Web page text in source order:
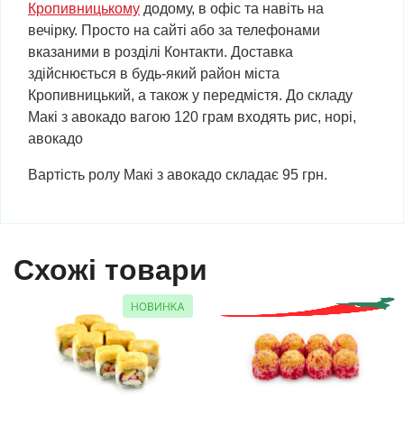
Кропивницькому додому, в офіс та навіть на
вечірку. Просто на сайті або за телефонами
вказаними в розділі Контакти. Доставка
здійснюється в будь-який район міста
Кропивницький, а також у передмістя. До складу
Макі з авокадо вагою 120 грам входять рис, норі,
авокадо
Вартість ролу Макі з авокадо складає 95 грн.
Схожі товари